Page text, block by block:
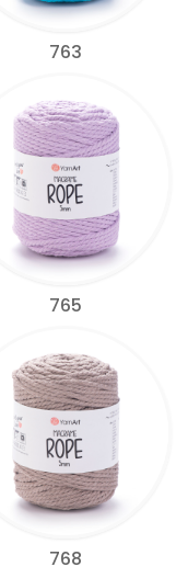
763
765
768